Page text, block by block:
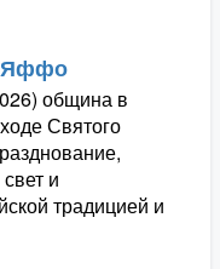
Яффо
община в
Святого
и
традицией и